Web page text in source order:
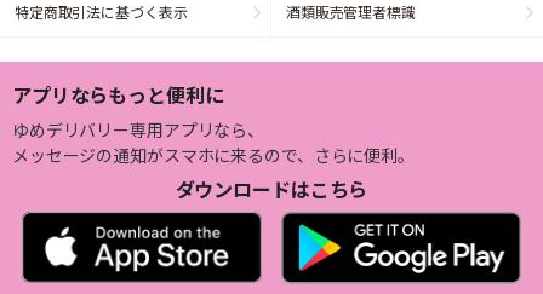
特定商取引法に基づく表示 酒類販売管理者標識
アプリならもっと便利に
ゆめデリバリー専用アプリなら、
メッセージの通知がスマホに来るので、さらに便利。
ダウンロードはこちら